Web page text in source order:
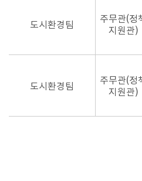
도시환경팀
주무관(정
지원관)
도시환경팀
주무관(정
지원관)